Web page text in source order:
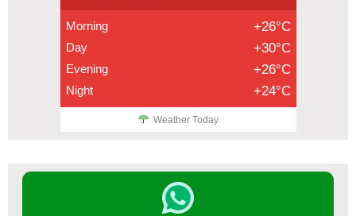
Morning +26°C
Day +30°C
Evening +26°C
Night +24°C
Weather Today